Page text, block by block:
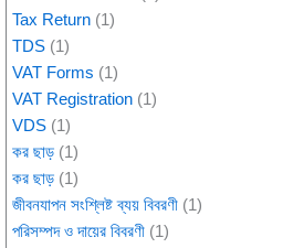
Tax Return (1)
TDS (1)
VAT Forms (1)
VAT Registration (1)
VDS (1)
কর ছাড় (1)
কর ছাড় (1)
জীবনযাপন সংশ্লিষ্ট ব্যয় বিবরণী (1)
পরিসম্পদ ও দায়ের বিবরণী (1)